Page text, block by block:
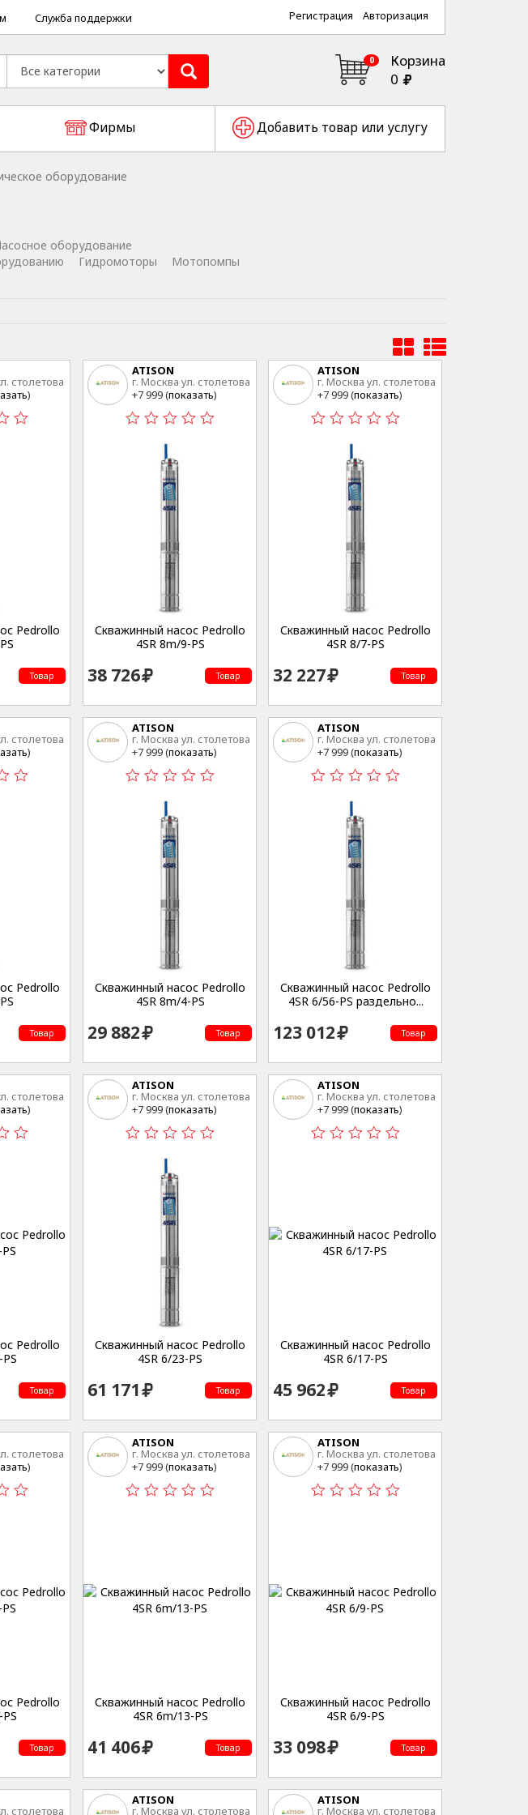
Регистрация Авторизация
Служба поддержки
0
Корзина
0
Фирмы Добавить товар или услугу
оборудование
оборудование
Гидромоторы
Мотопомпы
столетова
)
Pedrollo
Товар
ATISON
г. Москва ул. столетова
15
+7 999 (показать)
Скважинный насос Pedrollo
4SR 8m/9-PS
38 726 Товар
ATISON
г. Москва ул. столетова
15
+7 999 (показать)
Скважинный насос Pedrollo
4SR 8/7-PS
32 227 Товар
столетова
)
Pedrollo
Товар
ATISON
г. Москва ул. столетова
15
+7 999 (показать)
Скважинный насос Pedrollo
4SR 8m/4-PS
29 882 Товар
ATISON
г. Москва ул. столетова
15
+7 999 (показать)
Скважинный насос Pedrollo
4SR 6/56-PS раздельно...
123 012 Товар
столетова
)
Pedrollo
Товар
ATISON
г. Москва ул. столетова
15
+7 999 (показать)
Скважинный насос Pedrollo
4SR 6/23-PS
61 171 Товар
ATISON
г. Москва ул. столетова
15
+7 999 (показать)
Скважинный насос Pedrollo
4SR 6/17-PS
45 962 Товар
столетова
)
Pedrollo
Товар
ATISON
г. Москва ул. столетова
15
+7 999 (показать)
Скважинный насос Pedrollo
4SR 6m/13-PS
41 406 Товар
ATISON
г. Москва ул. столетова
15
+7 999 (показать)
Скважинный насос Pedrollo
4SR 6/9-PS
33 098 Товар
столетова
ATISON
г. Москва ул. столетова
ATISON
г. Москва ул. столетова